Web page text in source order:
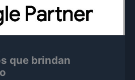
que brindan